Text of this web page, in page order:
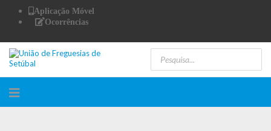
Aplicação Móvel
Ocorrências